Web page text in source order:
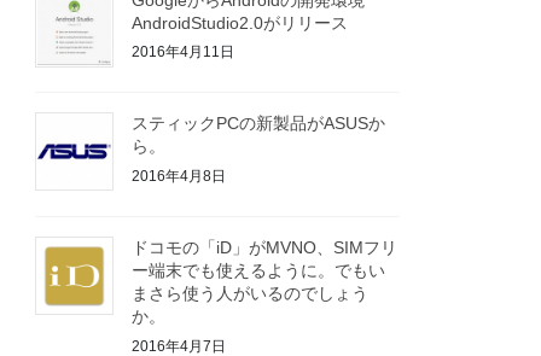
AndroidStudio2.0がリリース
2016年4月11日
スティックPCの新製品がASUSか
ら。
2016年4月8日
ドコモの「iD」がMVNO、SIMフリ
ー端末でも使えるように。でもい
まさら使う人がいるのでしょう
か。
2016年4月7日